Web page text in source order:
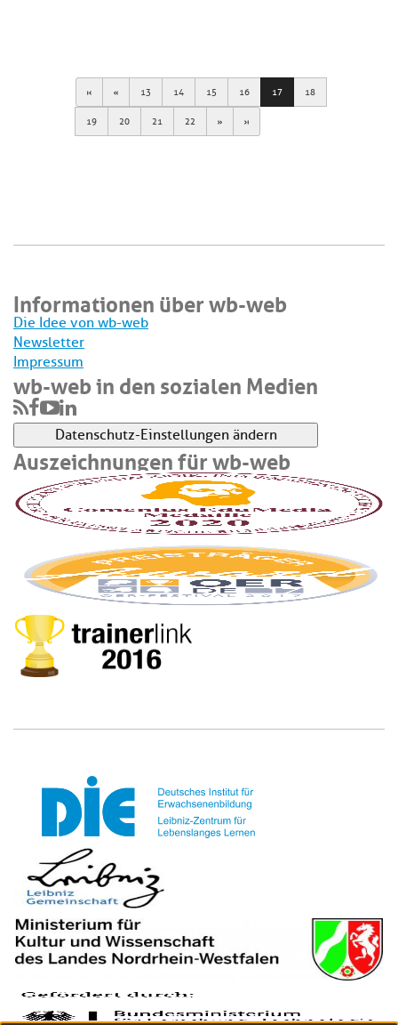
First Previous
13 14 15 16 17 18
19 20 21 22 Next Last
Informationen über wb-web
Die Idee von wb-web
Newsletter
Impressum
wb-web in den sozialen Medien
Datenschutz-Einstellungen ändern
Auszeichnungen für wb-web